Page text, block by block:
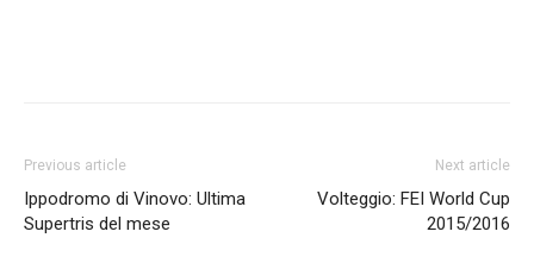
Previous article
Ippodromo di Vinovo: Ultima
Supertris del mese
Next article
Volteggio: FEI World Cup
2015/2016